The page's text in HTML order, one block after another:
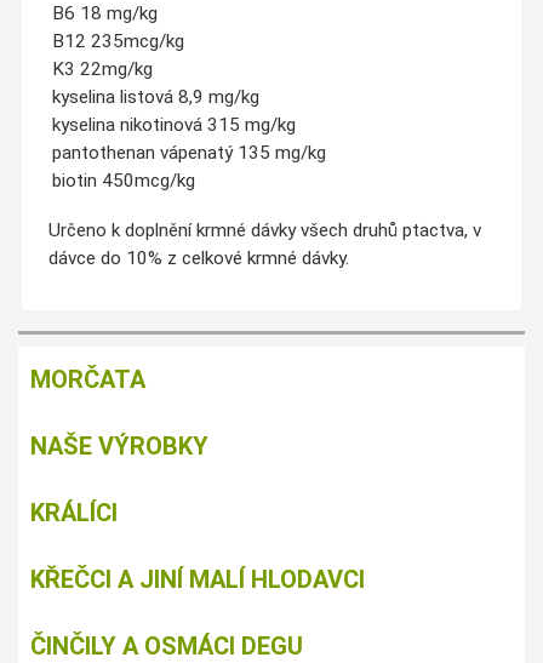
B6 18 mg/kg
B12 235mcg/kg
K3 22mg/kg
kyselina listová 8,9 mg/kg
kyselina nikotinová 315 mg/kg
pantothenan vápenatý 135 mg/kg
biotin 450mcg/kg
Určeno k doplnění krmné dávky všech druhů ptactva, v
dávce do 10% z celkové krmné dávky.
MORČATA
NAŠE VÝROBKY
KRÁLÍCI
KŘEČCI A JINÍ MALÍ HLODAVCI
ČINČILY A OSMÁCI DEGU